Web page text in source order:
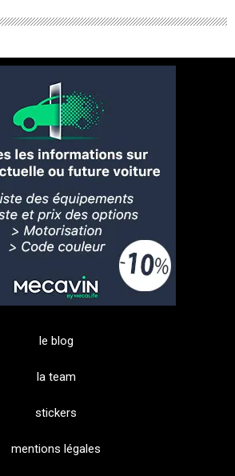
le blog
la team
stickers
mentions légales